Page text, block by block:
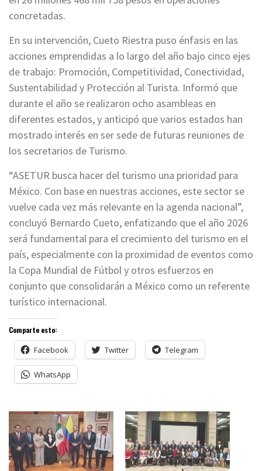
concretadas.
En su intervención, Cueto Riestra puso énfasis en las
acciones emprendidas a lo largo del año bajo cinco ejes
de trabajo: Promoción, Competitividad, Conectividad,
Sustentabilidad y Protección al Turista. Informó que
durante el año se realizaron ocho asambleas en
diferentes estados, y anticipó que varios estados han
mostrado interés en ser sede de futuras reuniones de
los secretarios de Turismo.
“ASETUR busca hacer del turismo una prioridad para
México. Con base en nuestras acciones, este sector se
vuelve cada vez más relevante en la agenda nacional”,
concluyó Bernardo Cueto, enfatizando que el año 2026
será fundamental para el crecimiento del turismo en el
país, especialmente con la proximidad de eventos como
la Copa Mundial de Fútbol y otros esfuerzos en
conjunto que consolidarán a México como un referente
turístico internacional.
Comparte esto:
Facebook Twitter Telegram
WhatsApp